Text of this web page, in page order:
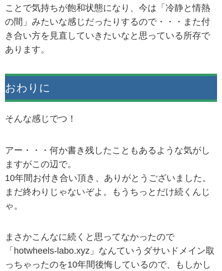
ことで気持ちが飽和状態になり、今は「冷静と情熱
の間」みたいな感じだったりするので・・・また付
き合い方を見直していきたいなと思っている所存で
あります。
おわりに
そんな感じでつ！
アー・・・何か書き残したこともあるような気がし
ますがこの辺で。
10年間お付き合い頂き、ありがとうございました。
まだ終わりじゃないぞよ。もうちっとだけ続くんじ
ゃ。
まさかこんなに続くと思ってなかったので
「hotwheels-labo.xyz」なんていうダサいドメイン取
っちゃったのを10年間後悔しているので、もしかし